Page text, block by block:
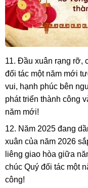
11. Đầu xuân rạng rỡ,
đối tác một năm mới
vui, hạnh phúc bên
phát triển thành công
năm mới!
12. Năm 2025 đang
xuân của năm 2026
liêng giao hòa giữa
chúc Quý đối tác một
công!